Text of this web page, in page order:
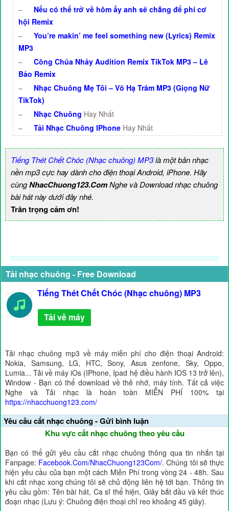
–
Nếu có thể trở về hôm ấy anh sẽ chẳng để phí cơ
hội Remix
–
You’re makin’ me feel something new (Lyrics) Remix
MP3
–
Công Chúa Nhảy Audition Remix TikTok MP3 – Lê
Bảo Remix
–
Nhạc Chuông Mẹ Tôi – Võ Hạ Trâm MP3 (Giọng Nữ
TikTok)
–
Nhạc Chuông Hay Nhất
–
Tải Nhạc Chuông IPhone Hay Nhất
Tiếng Thét Chết Chóc (Nhạc chuông) MP3là một bản nhạc
nền mp3 cực hay dành cho điện thoại Android, iPhone. Hãy
cùngNhacChuong123.ComNghe và Download nhạc chuông
bài hát này dưới đây nhé.
Trân trọng cảm ơn!
Tải nhạc chuông - Free Download
Tiếng Thét Chết Chóc (Nhạc chuông) MP3
Tải về máy
Tải nhạc chuông mp3 về máy miễn phí cho điện thoại Android:
Nokia, Samsung, LG, HTC, Sony, Asus zenfone, Sky, Oppo,
Lumia... Tải về máy iOs (IPhone, Ipad hệ điều hành IOS 13 trở lên),
Window - Bạn có thể download về thẻ nhớ, máy tính. Tất cả việc
Nghe và Tải nhạc là hoàn toàn MIỄN PHÍ 100% tại
https://nhacchuong123.com/
Yêu cầu cắt nhạc chuông - Gửi bình luận
Khu vực cắt nhạc chuông theo yêu cầu
Bạn có thể gửi yêu cầu cắt nhạc chuông thông qua tin nhắn tại
Fanpage: Facebook.Com/NhacChuong123Com/. Chúng tôi sẽ thực
hiện yêu cầu của bạn một cách Miễn Phí trong vòng 24 - 48h. Sau
khi cắt nhạc xong chúng tôi sẽ chủ động liên hệ tới bạn. Thông tin
yêu cầu gồm: Tên bài hát, Ca sĩ thể hiện, Giây bắt đầu và kết thúc
đoạn nhạc (Lưu ý: Chuông điện thoại chỉ reo khoảng 45 giây).